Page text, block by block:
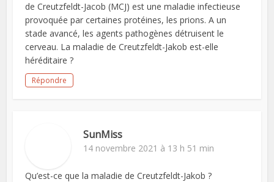
de Creutzfeldt-Jacob (MCJ) est une maladie infectieuse
provoquée par certaines protéines, les prions. A un
stade avancé, les agents pathogènes détruisent le
cerveau. La maladie de Creutzfeldt-Jakob est-elle
héréditaire ?
Répondre
SunMiss
14 novembre 2021 à 13 h 51 min
Qu’est-ce que la maladie de Creutzfeldt-Jakob ?